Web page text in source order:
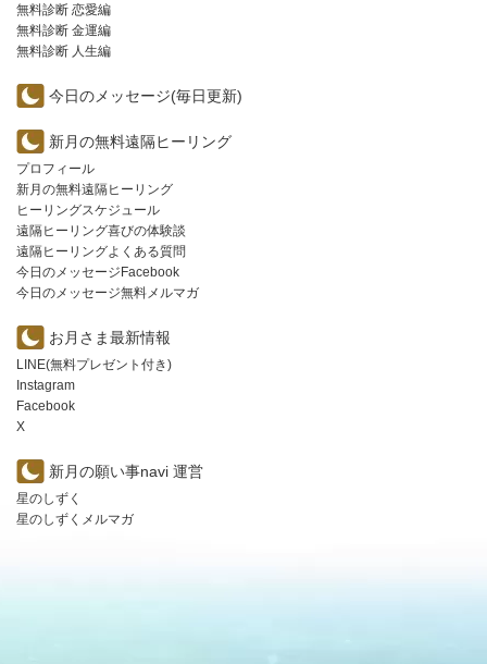
無料診断 恋愛編
無料診断 金運編
無料診断 人生編
今日のメッセージ(毎日更新)
新月の無料遠隔ヒーリング
プロフィール
新月の無料遠隔ヒーリング
ヒーリングスケジュール
遠隔ヒーリング喜びの体験談
遠隔ヒーリングよくある質問
今日のメッセージFacebook
今日のメッセージ無料メルマガ
お月さま最新情報
LINE(無料プレゼント付き)
Instagram
Facebook
X
新月の願い事navi 運営
星のしずく
星のしずくメルマガ